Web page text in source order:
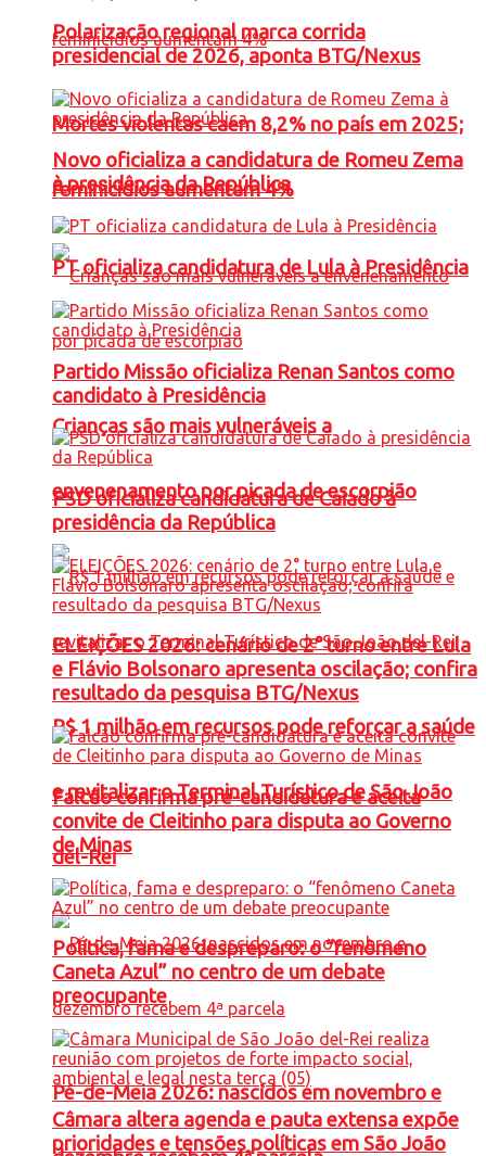
Mortes violentas caem 8,2% no país em 2025;
feminicídios aumentam 4%
Crianças são mais vulneráveis a
envenenamento por picada de escorpião
R$ 1 milhão em recursos pode reforçar a saúde
e revitalizar o Terminal Turístico de São João
del-Rei
Pé-de-Meia 2026: nascidos em novembro e
Polarização regional marca corrida
presidencial de 2026, aponta BTG/Nexus
Novo oficializa a candidatura de Romeu Zema
à presidência da República
PT oficializa candidatura de Lula à Presidência
Partido Missão oficializa Renan Santos como
candidato à Presidência
PSD oficializa candidatura de Caiado à
presidência da República
ELEIÇÕES 2026: cenário de 2° turno entre Lula
e Flávio Bolsonaro apresenta oscilação; confira
resultado da pesquisa BTG/Nexus
Falcão confirma pré-candidatura e aceita
convite de Cleitinho para disputa ao Governo
de Minas
Política, fama e despreparo: o “fenômeno
Caneta Azul” no centro de um debate
preocupante
Câmara altera agenda e pauta extensa expõe
prioridades e tensões políticas em São João